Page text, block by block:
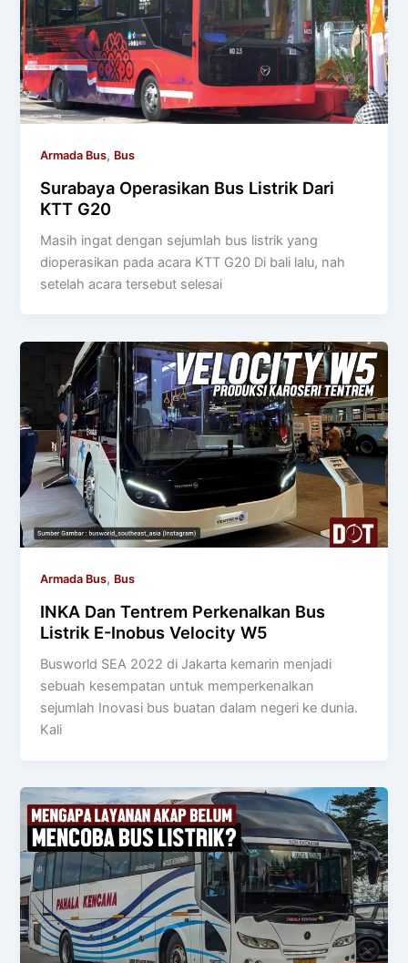
Armada Bus, Bus
Surabaya Operasikan Bus Listrik Dari
KTT G20
Masih ingat dengan sejumlah bus listrik yang
dioperasikan pada acara KTT G20 Di bali lalu, nah
setelah acara tersebut selesai
Armada Bus, Bus
INKA Dan Tentrem Perkenalkan Bus
Listrik E-Inobus Velocity W5
Busworld SEA 2022 di Jakarta kemarin menjadi
sebuah kesempatan untuk memperkenalkan
sejumlah Inovasi bus buatan dalam negeri ke dunia.
Kali